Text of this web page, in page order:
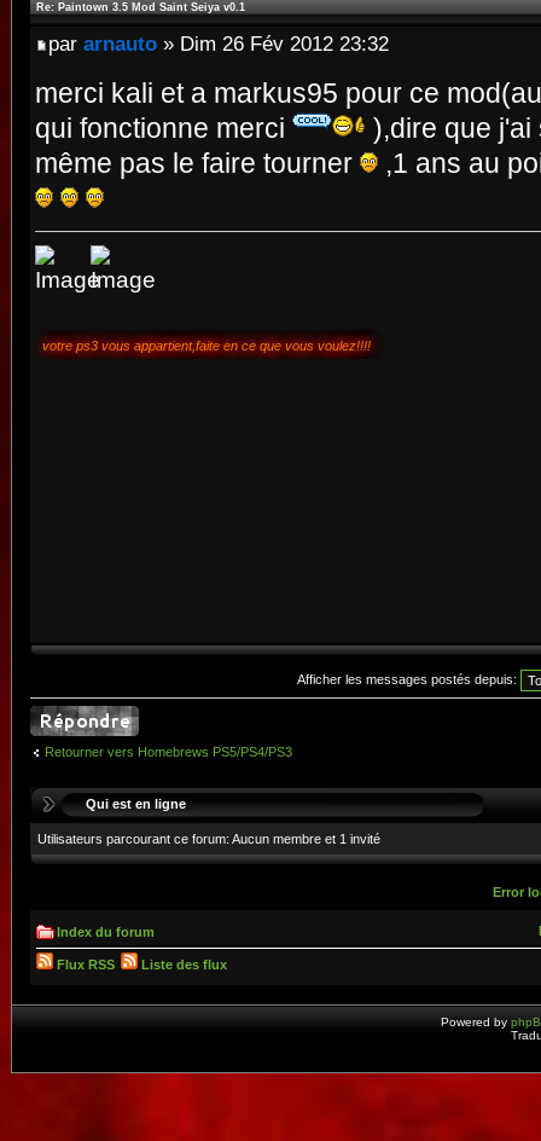
Re: Paintown 3.5 Mod Saint Seiya v0.1
par arnauto » Dim 26 Fév 2012 23:32
merci kali et a markus95 pour ce
qui fonctionne merci
),dire que j'ai
même pas le faire tourner
,1 ans au
votre ps3 vous appartient,faite en ce que vous voulez!!!!
Afficher les messages postés depuis:
Retourner vers Homebrews PS5/PS4/PS3
Qui est en ligne
Utilisateurs parcourant ce forum: Aucun membre et 1 invité
Error
Index du forum
Flux RSS Liste des flux
Powered by